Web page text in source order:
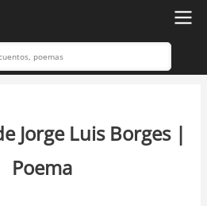
Jorge Luis Borges |
Poema